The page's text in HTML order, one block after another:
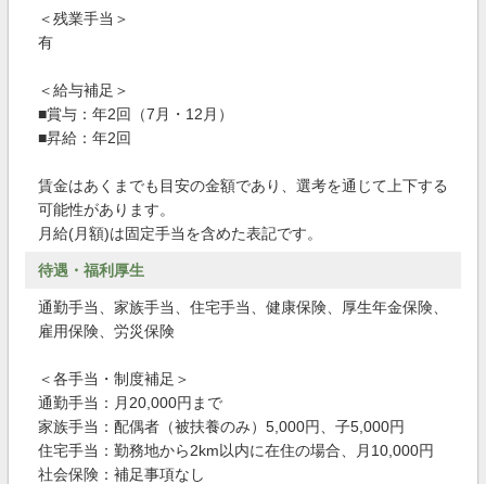
＜残業手当＞
有
＜給与補足＞
■賞与：年2回（7月・12月）
■昇給：年2回
賃金はあくまでも目安の金額であり、選考を通じて上下する
可能性があります。
月給(月額)は固定手当を含めた表記です。
待遇・福利厚生
通勤手当、家族手当、住宅手当、健康保険、厚生年金保険、
雇用保険、労災保険
＜各手当・制度補足＞
通勤手当：月20,000円まで
家族手当：配偶者（被扶養のみ）5,000円、子5,000円
住宅手当：勤務地から2km以内に在住の場合、月10,000円
社会保険：補足事項なし